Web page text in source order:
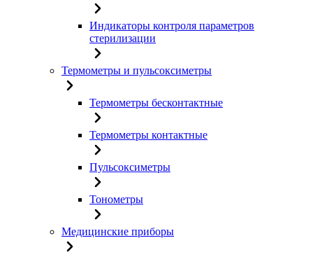
Индикаторы контроля параметров
стерилизации
Термометры и пульсоксиметры
Термометры бесконтактные
Термометры контактные
Пульсоксиметры
Тонометры
Медицинские приборы